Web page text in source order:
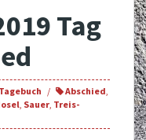
Tag
Abschied
Sauer Treis-